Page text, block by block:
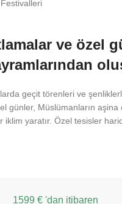
ve özel
geçit törenleri ve
günler, Müslümanların
yaratır. Özel tesisler
1599 € 'dan itibaren